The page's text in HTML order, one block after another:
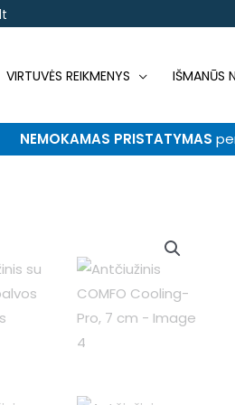
VIRTUVĖS REIKMENYS IŠMANŪS
NEMOKAMAS PRISTATYMAS